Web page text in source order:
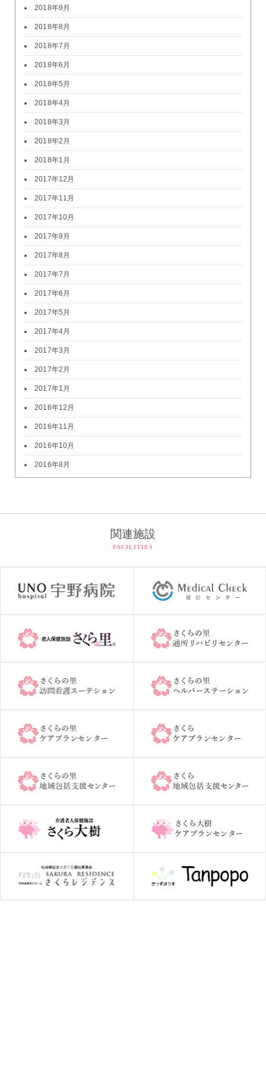
2018年9月
2018年8月
2018年7月
2018年6月
2018年5月
2018年4月
2018年3月
2018年2月
2018年1月
2017年12月
2017年11月
2017年10月
2017年9月
2017年8月
2017年7月
2017年6月
2017年5月
2017年4月
2017年3月
2017年2月
2017年1月
2016年12月
2016年11月
2016年10月
2016年8月
関連施設
FACILITIES